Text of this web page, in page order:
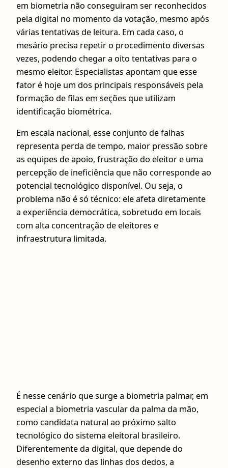
em biometria não conseguiram ser reconhecidos
pela digital no momento da votação, mesmo após
várias tentativas de leitura. Em cada caso, o
mesário precisa repetir o procedimento diversas
vezes, podendo chegar a oito tentativas para o
mesmo eleitor. Especialistas apontam que esse
fator é hoje um dos principais responsáveis pela
formação de filas em seções que utilizam
identificação biométrica.
Em escala nacional, esse conjunto de falhas
representa perda de tempo, maior pressão sobre
as equipes de apoio, frustração do eleitor e uma
percepção de ineficiência que não corresponde ao
potencial tecnológico disponível. Ou seja, o
problema não é só técnico: ele afeta diretamente
a experiência democrática, sobretudo em locais
com alta concentração de eleitores e
infraestrutura limitada.
É nesse cenário que surge a biometria palmar, em
especial a biometria vascular da palma da mão,
como candidata natural ao próximo salto
tecnológico do sistema eleitoral brasileiro.
Diferentemente da digital, que depende do
desenho externo das linhas dos dedos, a